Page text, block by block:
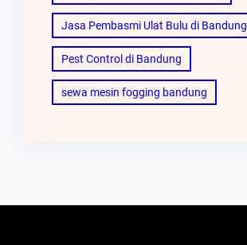
Jasa Pembasmi Ulat Bulu di Bandung
Pest Control di Bandung
sewa mesin fogging bandung